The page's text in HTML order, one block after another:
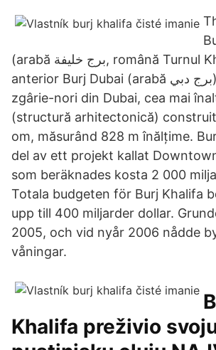
(arabă برج خليفة, română Turnul Khalifa), denumit
anterior Burj Dubai (arabă برج دبي), este un
zgârie-nori din Dubai, cea mai
(structură arhitectonică)
om, măsurând 828 m înălțime.
del av ett projekt kallat
som beräknades kosta 2 000
Totala budgeten för Burj Khalifa
upp till 400 miljarder dollar.
2005, och vid nyår 2006 nådde
våningar.
Khalifa preživio